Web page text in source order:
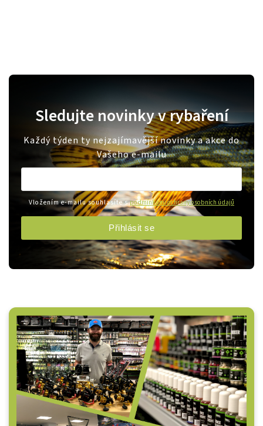
Sledujte novinky v rybaření
Každý týden ty nejzajímavější novinky a akce do
Vašeho e-mailu
Vložením e-mailu souhlasíte spodmínkami ochrany osobních údajů
Přihlásit se